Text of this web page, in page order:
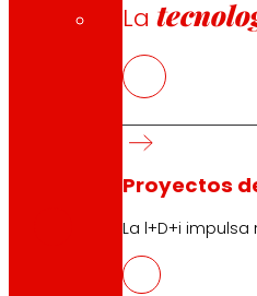
La
Proyectos
La l+D+i